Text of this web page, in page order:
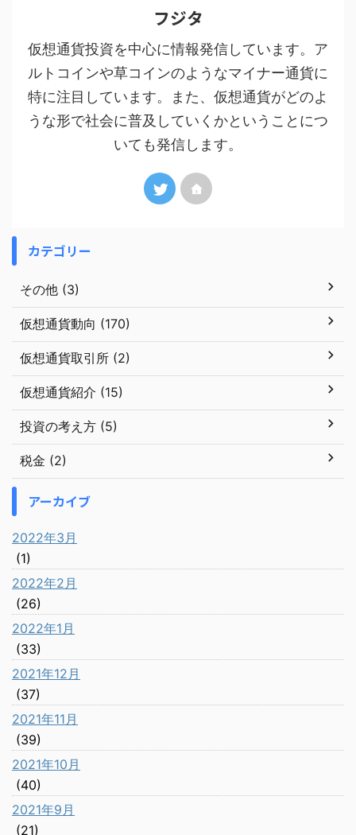
フジタ
仮想通貨投資を中心に情報発信しています。ア
ルトコインや草コインのようなマイナー通貨に
特に注目しています。また、仮想通貨がどのよ
うな形で社会に普及していくかということにつ
いても発信します。
カテゴリー
その他 (3)
仮想通貨動向 (170)
仮想通貨取引所 (2)
仮想通貨紹介 (15)
投資の考え方 (5)
税金 (2)
アーカイブ
2022年3月
(1)
2022年2月
(26)
2022年1月
(33)
2021年12月
(37)
2021年11月
(39)
2021年10月
(40)
2021年9月
(21)